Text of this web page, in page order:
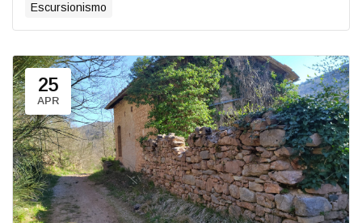
Escursionismo
25
APR